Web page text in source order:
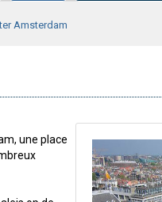
Amsterdam
une place